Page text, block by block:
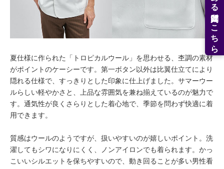
夏仕様に作られた「トロピカルウール」を思わせる、杢調の素材
がポイントのケーシーです。第一ボタン以外は比翼仕立てにより
隠れる仕様で、すっきりとした印象に仕上げました。サマーウー
ルらしい軽やかさと、上品な雰囲気を兼ね揃えているのが魅力で
す。通気性が良くさらりとした着心地で、季節を問わず快適に着
用できます。
質感はウールのようですが、扱いやすいのが嬉しいポイント。洗
濯してもシワになりにくく、ノンアイロンでも着られます。かっ
こいいシルエットを保ちやすいので、動き回ることが多い男性看